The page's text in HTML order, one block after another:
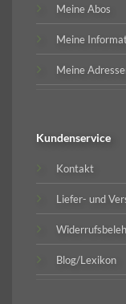
Meine Abos
Meine
Meine
Kundenservice
Kontakt
Liefer- und
Blog/Lexikon